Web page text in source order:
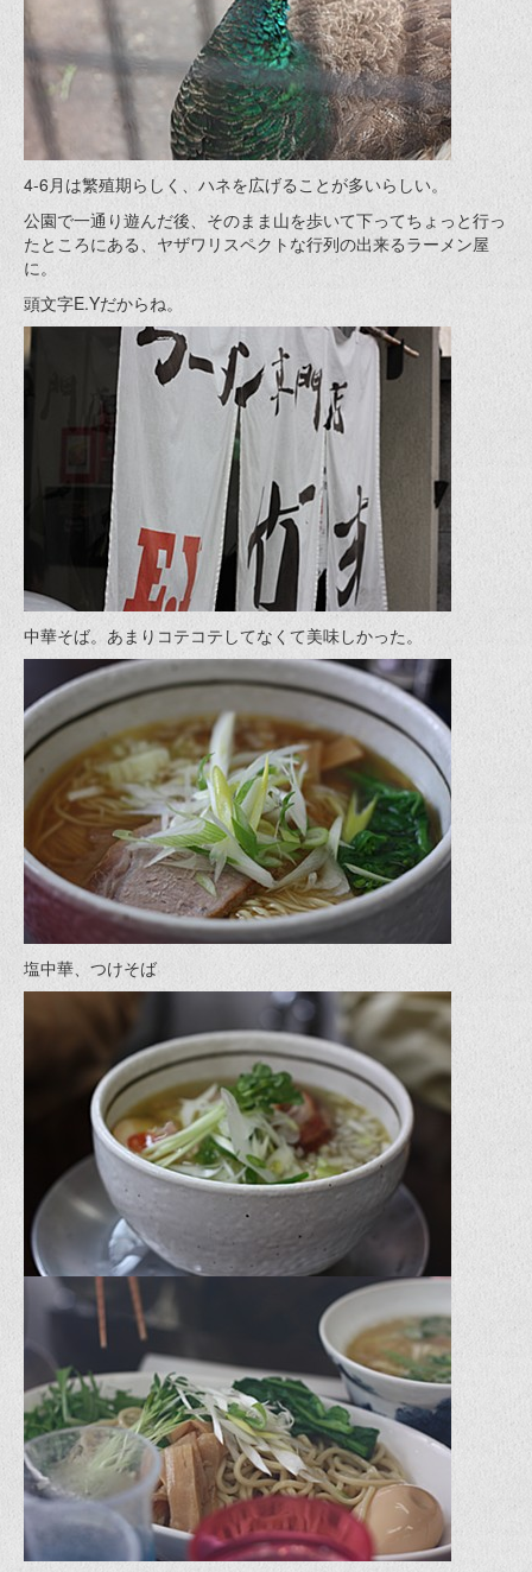
4-6月は繁殖期らしく、ハネを広げることが多いらしい。
公園で一通り遊んだ後、そのまま山を歩いて下ってちょっと行っ
たところにある、ヤザワリスペクトな行列の出来るラーメン屋
に。
頭文字E.Yだからね。
中華そば。あまりコテコテしてなくて美味しかった。
塩中華、つけそば